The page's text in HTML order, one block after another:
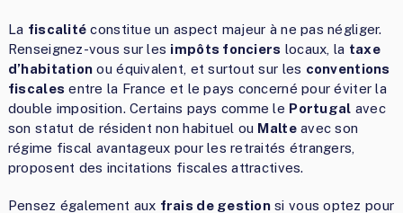
La fiscalité constitue un aspect majeur à ne pas négliger.
Renseignez-vous sur les impôts fonciers locaux, la taxe
d’habitation ou équivalent, et surtout sur les conventions
fiscales entre la France et le pays concerné pour éviter la
double imposition. Certains pays comme le Portugal avec
son statut de résident non habituel ou Malteavec son
régime fiscal avantageux pour les retraités étrangers,
proposent des incitations fiscales attractives.
Pensez également aux frais de gestionsi vous optez pour